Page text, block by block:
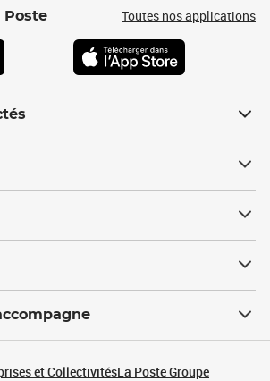
Poste Toutes nos applications
et CollectivitésLa Poste Groupe